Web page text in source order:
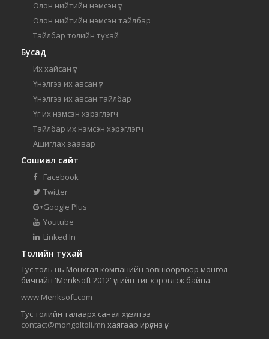
Олон нийтийн нэмсэн үг
Олон нийтийн нэмсэн тайлбар
Тайлбар толийн тухай
Бусад
Их хайсан үг
Үнэлгээ их авсан үг
Үнэлгээ их авсан тайлбар
Үг их нэмсэн хэрэглэгч
Тайлбар их нэмсэн хэрэглэгч
Ашиглах заавар
Сошиал сайт
Facebook
Twitter
Google Plus
Youtube
Linked In
Толийн тухай
Тус толь нь Мөнхгал компанийн зөвшөөрлөөр монгол
бичгийн 'Menksoft 2012' үсгийн тиг хэрэглэж байна.
www.Menksoft.com
Тус толийн талаарх санал хүсэлтээ
contact@mongoltoli.mn хаягаар ирүүлнэ үү.